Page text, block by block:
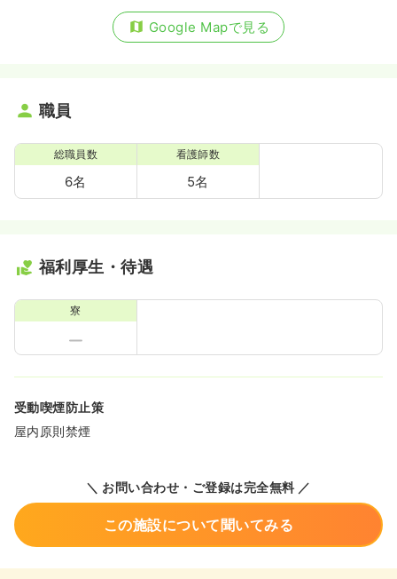
Google Mapで見る
職員
総職員数
6名
看護師数
5名
福利厚生・待遇
寮
受動喫煙防止策
屋内原則禁煙
＼ お問い合わせ・ご登録は完全無料 ／
この施設について聞いてみる